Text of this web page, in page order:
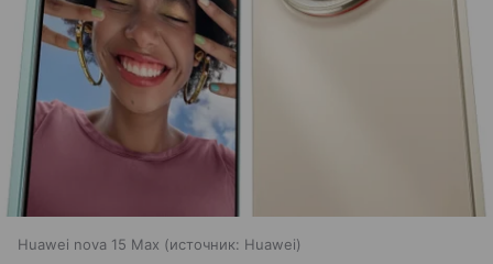
Huawei nova 15 Max источник: Huawei